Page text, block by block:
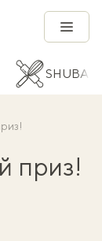
SHUBA
приз!